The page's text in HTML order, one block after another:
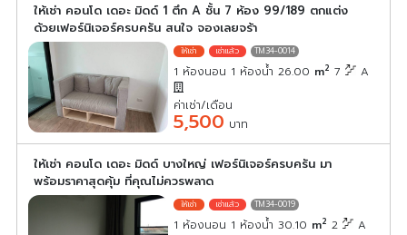
ให้เช่า คอนโด เดอะ มิดด์ 1 ตึก A ชั้น 7 ห้อง 99/189 ตกแต่ง
ด้วยเฟอร์นิเจอร์ครบครัน สนใจ จองเลยจร้า
TM34-0014
1 ห้องนอน 1 ห้องน้ำ 26.00 m2 7 A
ค่าเช่า/เดือน
5,500 บาท
ให้เช่า คอนโด เดอะ มิดด์ บางใหญ่ เฟอร์นิเจอร์ครบครัน มา
พร้อมราคาสุดคุ้ม ที่คุณไม่ควรพลาด
TM34-0019
1 ห้องนอน 1 ห้องน้ำ 30.10 m2 2 A